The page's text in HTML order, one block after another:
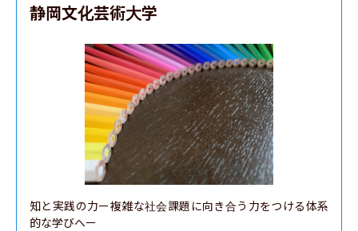
静岡文化芸術大学
知と実践の力ー複雑な社会課題に向き合う力をつける体系
的な学びへー